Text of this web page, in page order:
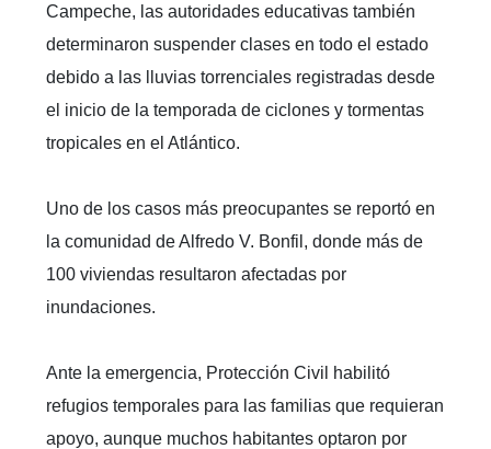
Campeche, las autoridades educativas también
determinaron suspender clases en todo el estado
debido a las lluvias torrenciales registradas desde
el inicio de la temporada de ciclones y tormentas
tropicales en el Atlántico.
Uno de los casos más preocupantes se reportó en
la comunidad de Alfredo V. Bonfil, donde más de
100 viviendas resultaron afectadas por
inundaciones.
Ante la emergencia, Protección Civil habilitó
refugios temporales para las familias que requieran
apoyo, aunque muchos habitantes optaron por